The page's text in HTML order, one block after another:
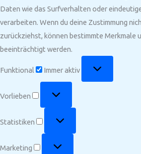
Daten wie das Surfverhalten oder
verarbeiten. Wenn du deine Zustimmung
zurückziehst, können bestimmte Merkmale
beeinträchtigt werden.
Funktional
Immer aktiv
Vorlieben
Statistiken
Marketing